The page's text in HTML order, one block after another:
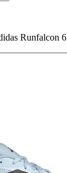
Runfalcon 6